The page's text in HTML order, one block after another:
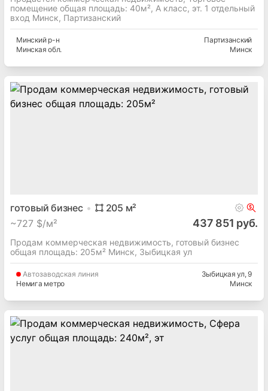
помещение общая площадь: 40м², A класс, эт. 1 отдельный
вход Минск, Партизанский
Минскийр-н
Минская обл.
Партизанский
Минск
готовый бизнес 205 м²
~727 $/м² 437 851 руб.
Продам коммерческая недвижимость, готовый бизнес
общая площадь: 205м² Минск, Зыбицкая ул
Автозаводская линия
Немига метро
Зыбицкая ул, 9
Минск